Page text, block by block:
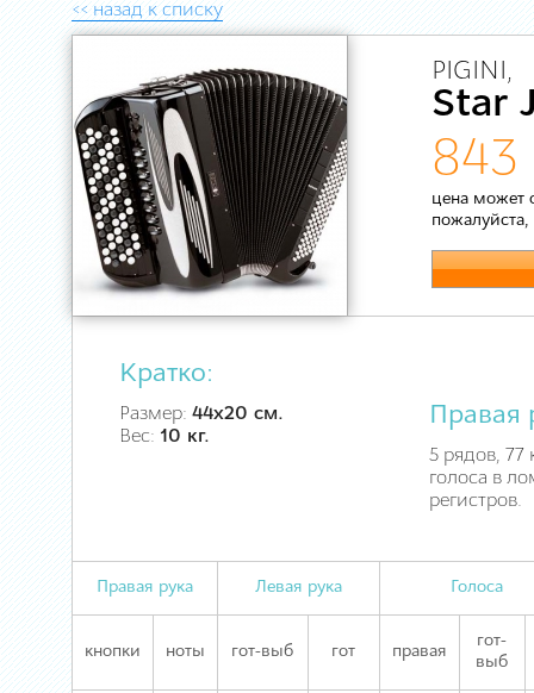
<< назад к списку
PIGINI,
Star
843
цена может
пожалуйста,
Кратко:
Размер: 44х20 см.
Вес: 10 кг.
Правая
5 рядов, 77
голоса в
регистров.
Правая рука Левая рука Голоса
кнопки ноты гот-выб гот правая
гот-
выб